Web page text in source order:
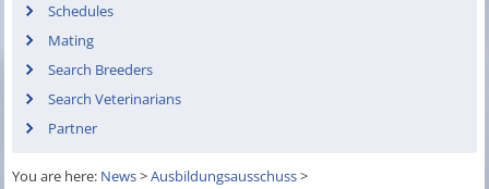
Schedules
Mating
Search Breeders
Search Veterinarians
Partner
You are here: News>Ausbildungsausschuss>